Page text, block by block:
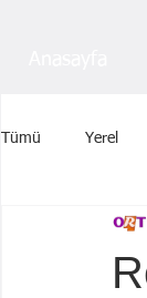
Tümü Yerel
Özen Topçu